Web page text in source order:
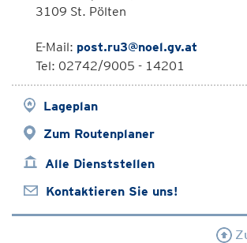
3109 St. Pölten
E-Mail: post.ru3@noel.gv.at
Tel: 02742/9005 - 14201
Lageplan
Zum Routenplaner
Alle Dienststellen
Kontaktieren Sie uns!